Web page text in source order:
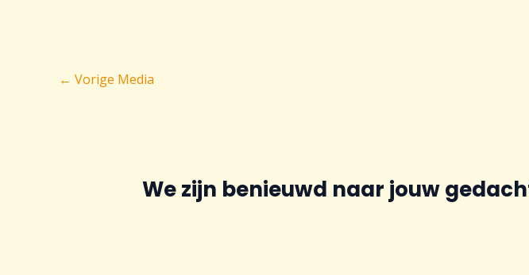
Bericht
navigatie
← Vorige Media
We zijn benieuwd naar jouw